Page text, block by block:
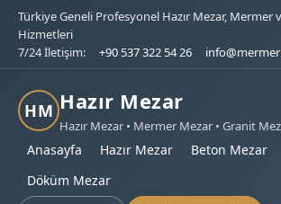
Türkiye Geneli Profesyonel Hazır Mezar, Mermer
Hizmetleri
7/24 İletişim:
+90 537 322 54 26
HM Hazır Mezar
Hazır Mezar • Mermer Mezar • Granit
Anasayfa Hazır Mezar Beton Mezar
Döküm Mezar